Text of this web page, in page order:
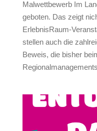
Malwettbewerb Im
geboten. Das zeigt
ErlebnisRaum-
stellen auch die
Beweis, die bisher